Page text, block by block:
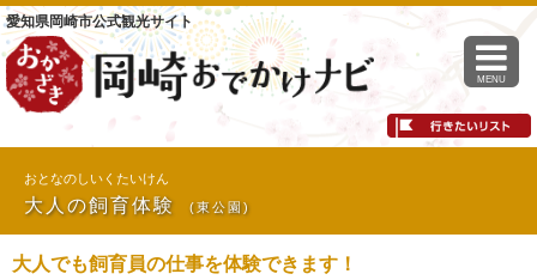
愛知県岡崎市公式観光サイト
MENU
おとなのしいくたいけん
大人の飼育体験 (東公園)
大人でも飼育員の仕事を体験できます！